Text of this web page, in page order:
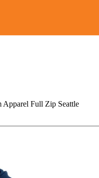
Apparel Full Zip Seattle